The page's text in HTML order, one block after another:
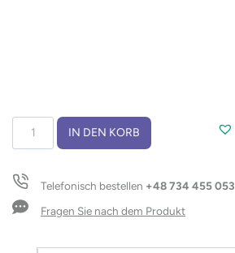
Konferenzmappe
SOMERSET
Menge
IN DEN KORB
Telefonisch bestellen +48 734 455 053
Fragen Sie nach dem Produkt